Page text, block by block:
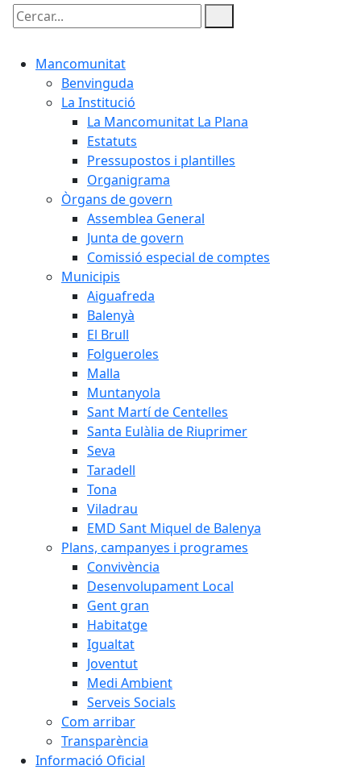
Cercar:
Mancomunitat
Benvinguda
La Institució
La Mancomunitat La Plana
Estatuts
Pressupostos i plantilles
Organigrama
Òrgans de govern
Assemblea General
Junta de govern
Comissió especial de comptes
Municipis
Aiguafreda
Balenyà
El Brull
Folgueroles
Malla
Muntanyola
Sant Martí de Centelles
Santa Eulàlia de Riuprimer
Seva
Taradell
Tona
Viladrau
EMD Sant Miquel de Balenya
Plans, campanyes i programes
Convivència
Desenvolupament Local
Gent gran
Habitatge
Igualtat
Joventut
Medi Ambient
Serveis Socials
Com arribar
Transparència
Informació Oficial